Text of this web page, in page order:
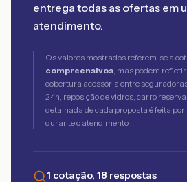
entrega todas as ofertas em
atendimento.
Os valores mostrados referem-se a
compreensivos, mas podem
cobertura acessória entre
24h, reposição de vidros, carro
detalhada de cada proposta é feita
durante o atendimento.
1 cotação, 18 respostas